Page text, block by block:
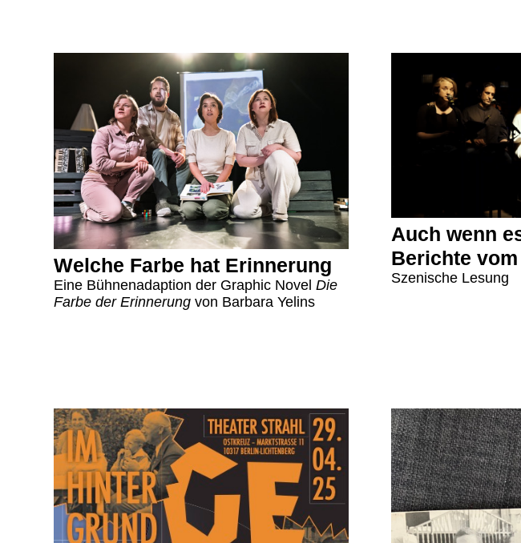
Welche Farbe hat Erinnerung
Eine Bühnenadaption der Graphic NovelDie
Farbe der Erinnerungvon Barbara Yelins
Auch wenn
Berichte
Szenische Lesung